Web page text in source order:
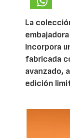
La
incorpora
fabricada
avanzado,
edición